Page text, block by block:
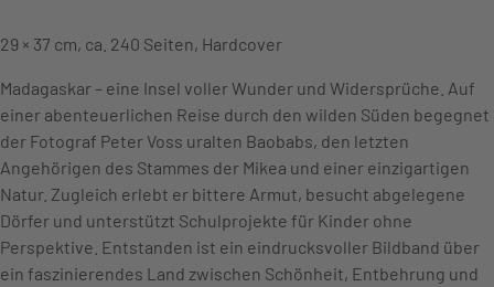
29 × 37 cm, ca. 240 Seiten, Hardcover
Madagaskar – eine Insel voller Wunder und Widersprüche. Auf
einer abenteuerlichen Reise durch den wilden Süden begegnet
der Fotograf Peter Voss uralten Baobabs, den letzten
Angehörigen des Stammes der Mikea und einer einzigartigen
Natur. Zugleich erlebt er bittere Armut, besucht abgelegene
Dörfer und unterstützt Schulprojekte für Kinder ohne
Perspektive. Entstanden ist ein eindrucksvoller Bildband über
ein faszinierendes Land zwischen Schönheit, Entbehrung und